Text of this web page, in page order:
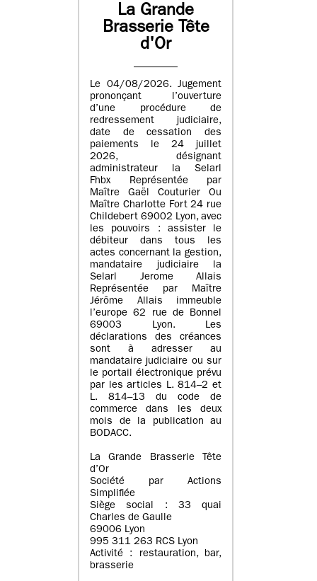
La Grande
Brasserie Tête
d'Or
Le 04/08/2026. Jugement
prononçant l’ouverture
d’une procédure de
redressement judiciaire,
date de cessation des
paiements le 24 juillet
2026, désignant
administrateur la Selarl
Fhbx Représentée par
Maître Gaël Couturier Ou
Maître Charlotte Fort 24 rue
Childebert 69002 Lyon, avec
les pouvoirs : assister le
débiteur dans tous les
actes concernant la gestion,
mandataire judiciaire la
Selarl Jerome Allais
Représentée par Maître
Jérôme Allais immeuble
l’europe 62 rue de Bonnel
69003 Lyon. Les
déclarations des créances
sont à adresser au
mandataire judiciaire ou sur
le portail électronique prévu
par les articles L. 814–2 et
L. 814–13 du code de
commerce dans les deux
mois de la publication au
BODACC.
La Grande Brasserie Tête
d’Or
Société par Actions
Simplifiée
Siège social : 33 quai
Charles de Gaulle
69006 Lyon
995 311 263 RCS Lyon
Activité : restauration, bar,
brasserie